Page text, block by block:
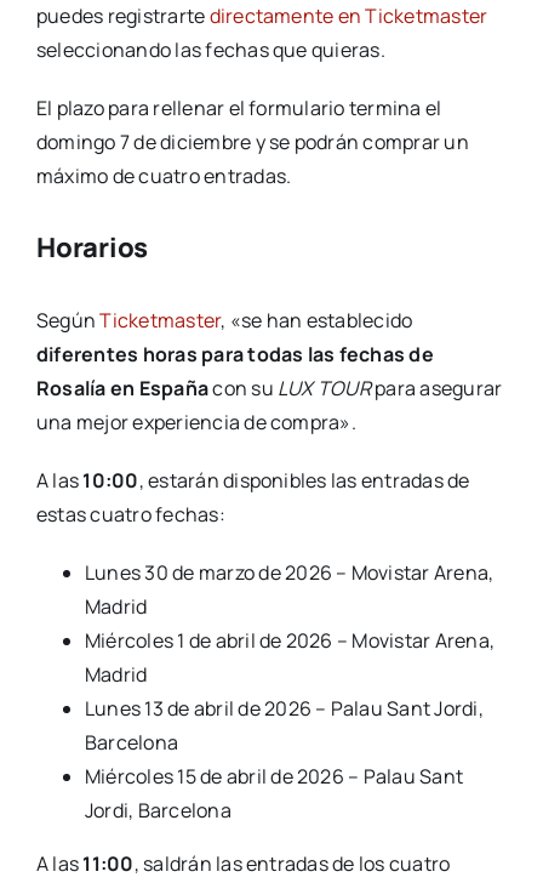
puedes registrartedirectamente en Ticketmaster
seleccionando las fechas que quieras.
El plazo para rellenar el formulario termina el
domingo 7 de diciembre y se podrán comprar un
máximo de cuatro entradas.
Horarios
SegúnTicketmaster, «se han establecido
diferentes horas para todas las fechas de
Rosalía en Españacon su LUX TOURpara asegurar
una mejor experiencia de compra».
A las10:00, estarán disponibles las entradas de
estas cuatro fechas:
Lunes 30 de marzo de 2026 – Movistar Arena,
Madrid
Miércoles 1 de abril de 2026 – Movistar Arena,
Madrid
Lunes 13 de abril de 2026 – Palau Sant Jordi,
Barcelona
Miércoles 15 de abril de 2026 – Palau Sant
Jordi, Barcelona
A las11:00, saldrán las entradas de los cuatro